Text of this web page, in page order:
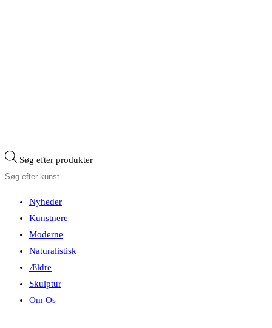
Søg efter produkter
Nyheder
Kunstnere
Moderne
Naturalistisk
Ældre
Skulptur
Om Os